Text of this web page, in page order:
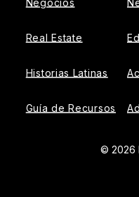
Real Estate
Historias Latinas
Guía de Recursos
© 2026